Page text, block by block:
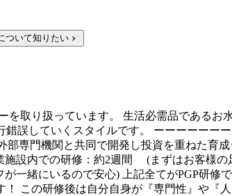
ついて知りたい
取り扱っています。 生活必需品であるお
誤していくスタイルです。 ーーーーーー
門機関と共同で開発し投資を重ねた育成シ
設内での研修：約2週間 (まずはお客様の
緒にいるので安心) 上記全てがPGP研修
この研修後は自分自身が『専門性』や『